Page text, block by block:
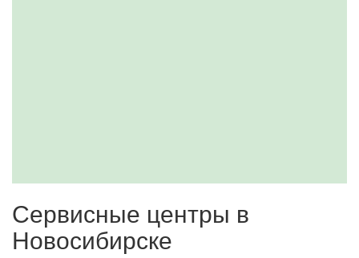
Сервисные центры в
Новосибирске